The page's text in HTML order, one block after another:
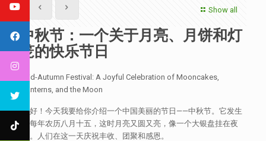
Show all
中秋节：一个关于月亮、月饼和灯
笼的快乐节日
Mid-Autumn Festival: A Joyful Celebration of Mooncakes,
Lanterns, and the Moon
你好！今天我要给你介绍一个中国美丽的节日——中秋节。它发生
在每年农历八月十五，这时月亮又圆又亮，像一个大银盘挂在夜
空。人们在这一天庆祝丰收、团聚和感恩。